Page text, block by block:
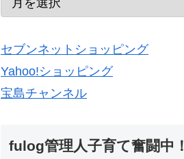
セブンネットショッピング
Yahoo!ショッピング
宝島チャンネル
fulog管理人子育て奮闘中！